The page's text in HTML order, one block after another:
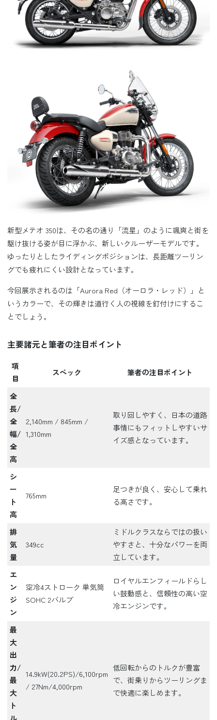
新型メテオ 350は、その名の通り「流星」のように颯爽と街を
駆け抜ける姿が目に浮かぶ、新しいクルーザーモデルです。
ゆったりとしたライディングポジションは、長距離ツーリン
グでも疲れにくい設計となっています。
今回展示されるのは「Aurora Red（オーロラ・レッド）」と
いうカラーで、その輝きは道行く人の視線を釘付けにするこ
とでしょう。
主要諸元と筆者の注目ポイント
項
目
スペック 筆者の注目ポイント
全
長/
全
幅/
全
高
2,140mm / 845mm /
1,310mm
取り回しやすく、日本の道路
事情にもフィットしやすいサ
イズ感となっています。
シ
ー
ト
高
765mm
足つきが良く、安心して乗れ
る高さです。
排
気
量
349cc
ミドルクラスならではの扱い
やすさと、十分なパワーを両
立しています。
エ
ン
ジ
ン
空冷4ストローク 単気筒
SOHC 2バルブ
ロイヤルエンフィールドらし
い鼓動感と、信頼性の高い空
冷エンジンです。
最
大
出
力/
最
大
ト
ル
14.9kW(20.2PS)/6,100rpm
/ 27Nm/4,000rpm
低回転からのトルクが豊富
で、街乗りからツーリングま
で快適に楽しめます。